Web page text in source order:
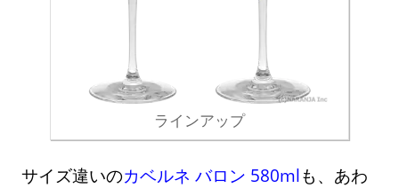
ラインアップ
サイズ違いのカベルネ バロン 580mlも、あわ